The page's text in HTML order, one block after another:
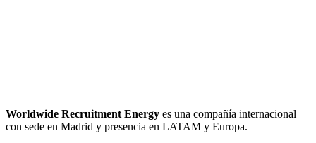
Worldwide Recruitment Energy es una compañía internacional
con sede en Madrid y presencia en LATAM y Europa.